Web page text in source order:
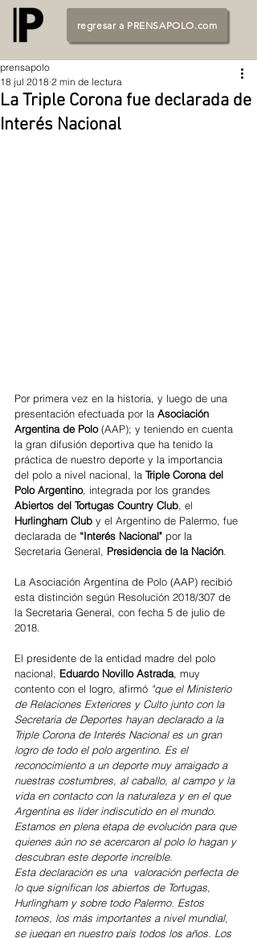
regresar a PRENSAPOLO.com
La Triple Corona fue declarada de
Interés Nacional
prensapolo
18 jul 2018 2 min de lectura
Por primera vez en la historia, y luego de una
presentación efectuada por la Asociación
Argentina de Polo (AAP); y teniendo en cuenta
la gran difusión deportiva que ha tenido la
práctica de nuestro deporte y la importancia
del polo a nivel nacional, la Triple Corona del
Polo Argentino, integrada por los grandes
Abiertos del Tortugas Country Club, el
Hurlingham Club y el Argentino de Palermo, fue
declarada de “Interés Nacional" por la
Secretaría General, Presidencia de la Nación.
La Asociación Argentina de Polo (AAP) recibió
esta distinción según Resolución 2018/307 de
la Secretaria General, con fecha 5 de julio de
2018.
El presidente de la entidad madre del polo
nacional, Eduardo Novillo Astrada, muy
contento con el logro, afirmó "que el Ministerio
de Relaciones Exteriores y Culto junto con la
Secretaria de Deportes hayan declarado a la
Triple Corona de Interés Nacional es un gran
logro de todo el polo argentino. Es el
reconocimiento a un deporte muy arraigado a
nuestras costumbres, al caballo, al campo y la
vida en contacto con la naturaleza y en el que
Argentina es líder indiscutido en el mundo.
Estamos en plena etapa de evolución para que
quienes aún no se acercaron al polo lo hagan y
descubran este deporte increíble.
Esta declaración es una  valoración perfecta de
lo que significan los abiertos de Tortugas,
Hurlingham y sobre todo Palermo. Estos
torneos, los más importantes a nivel mundial,
se juegan en nuestro país todos los años. Los